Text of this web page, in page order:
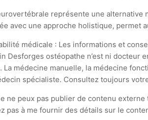
représente une
avec une approche holistique, permet
médicale : Les informations et
Desforges ostéopathe n’est ni docteur
La médecine manuelle, la médecine
spécialiste. Consultez toujours
ne peux pas publier de contenu
pas à me fournir des détails sur le